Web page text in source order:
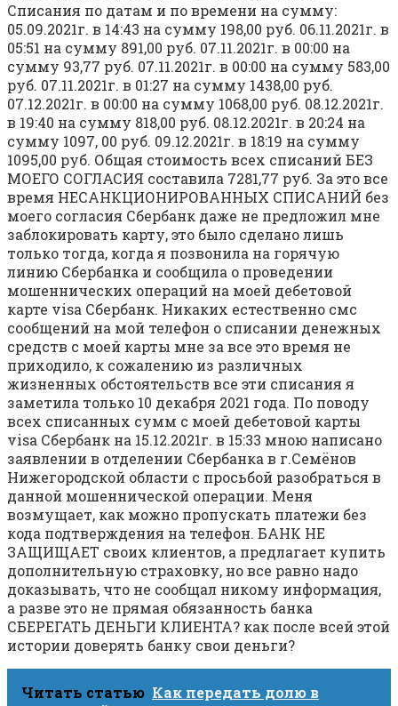
Списания по датам и по времени на сумму:
05.09.2021г. в 14:43 на сумму 198,00 руб. 06.11.2021г. в
05:51 на сумму 891,00 руб. 07.11.2021г. в 00:00 на
сумму 93,77 руб. 07.11.2021г. в 00:00 на сумму 583,00
руб. 07.11.2021г. в 01:27 на сумму 1438,00 руб.
07.12.2021г. в 00:00 на сумму 1068,00 руб. 08.12.2021г.
в 19:40 на сумму 818,00 руб. 08.12.2021г. в 20:24 на
сумму 1097, 00 руб. 09.12.2021г. в 18:19 на сумму
1095,00 руб. Общая стоимость всех списаний БЕЗ
МОЕГО СОГЛАСИЯ составила 7281,77 руб. За это все
время НЕСАНКЦИОНИРОВАННЫХ СПИСАНИЙ без
моего согласия Сбербанк даже не предложил мне
заблокировать карту, это было сделано лишь
только тогда, когда я позвонила на горячую
линию Сбербанка и сообщила о проведении
мошеннических операций на моей дебетовой
карте visa Сбербанк. Никаких естественно смс
сообщений на мой телефон о списании денежных
средств с моей карты мне за все это время не
приходило, к сожалению из различных
жизненных обстоятельств все эти списания я
заметила только 10 декабря 2021 года. По поводу
всех списанных сумм с моей дебетовой карты
visa Сбербанк на 15.12.2021г. в 15:33 мною написано
заявлении в отделении Сбербанка в г.Семёнов
Нижегородской области с просьбой разобраться в
данной мошеннической операции. Меня
возмущает, как можно пропускать платежи без
кода подтверждения на телефон. БАНК НЕ
ЗАЩИЩАЕТ своих клиентов, а предлагает купить
дополнительную страховку, но все равно надо
доказывать, что не сообщал никому информация,
а разве это не прямая обязанность банка
СБЕРЕГАТЬ ДЕНЬГИ КЛИЕНТА? как после всей этой
истории доверять банку свои деньги?
Читать статью Как передать долю в